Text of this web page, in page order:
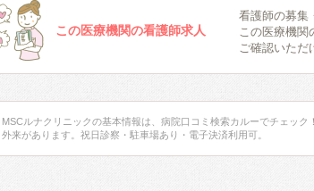
この医療機関の看護師求人
看護師の募集
この医療機関
ご確認いただ
MSCルナクリニックの基本情報は、病院口コミ検索カルーでチェッ
外来があります。祝日診察・駐車場あり・電子決済利用可。